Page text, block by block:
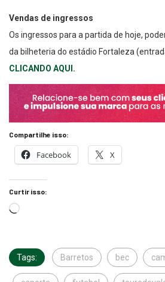
Vendas de ingressos
Os ingressos para a partida de hoje,
da bilheteria do estádio Fortaleza
CLICANDO AQUI.
Compartilhe isso:
Facebook X
Curtir isso:
Tags: Barretos bec